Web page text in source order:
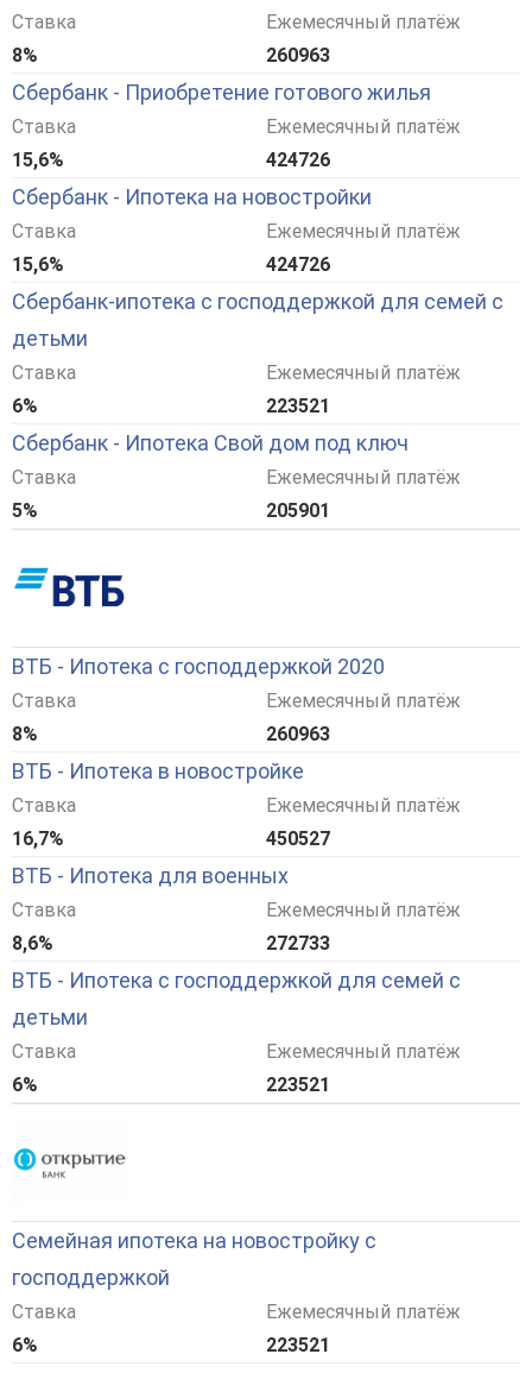
Ставка
8%
Ежемесячный платёж
260963
Сбербанк - Приобретение готового жилья
Ставка
15,6%
Ежемесячный платёж
424726
Сбербанк - Ипотека на новостройки
Ставка
15,6%
Ежемесячный платёж
424726
Сбербанк-ипотека с господдержкой для семей с
детьми
Ставка
6%
Ежемесячный платёж
223521
Сбербанк - Ипотека Свой дом под ключ
Ставка
5%
Ежемесячный платёж
205901
ВТБ - Ипотека с господдержкой 2020
Ставка
8%
Ежемесячный платёж
260963
ВТБ - Ипотека в новостройке
Ставка
16,7%
Ежемесячный платёж
450527
ВТБ - Ипотека для военных
Ставка
8,6%
Ежемесячный платёж
272733
ВТБ - Ипотека с господдержкой для семей с
детьми
Ставка
6%
Ежемесячный платёж
223521
Семейная ипотека на новостройку с
господдержкой
Ставка
6%
Ежемесячный платёж
223521